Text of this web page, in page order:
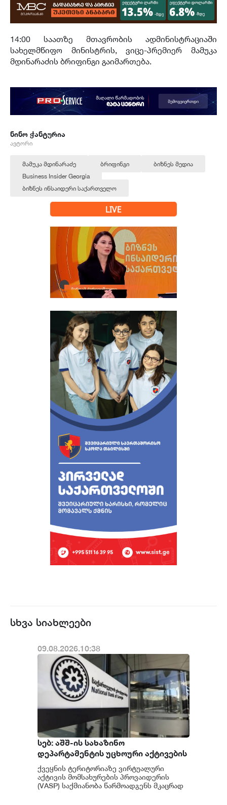
14:00 საათზე მთავრობის ადმინისტრაციაში
სახელმწიფო მინისტრის, ვიცე-პრემიერ მამუკა
მდინარაძის ბრიფინგი გაიმართება.
ნინო ჭანტურია
ავტორი
მამუკა მდინარაძე ბრიფინგი
ბიზნეს მედია
Business Insider Georgia
ბიზნეს ინსაიდერი საქართველო
LIVE
სხვა სიახლეები
09.08.2026.10:38
სებ: აშშ-ის სახაზინო
დეპარტამენტის უცხოური აქტივების
კონტროლის ოფისის (OFAC) მიერ
სანქცირებული პირი არ
წარმოადგენს საქართველოს
ქვეყნის ტერიტორიაზე ვირტუალური
აქტივის მომსახურების პროვაიდერის
(VASP) საქმიანობა წარმოადგენს მკაცრად